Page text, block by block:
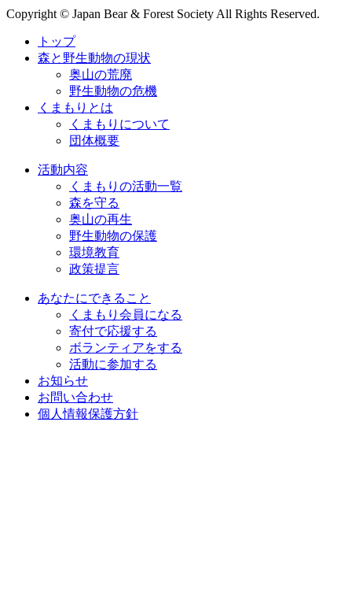
Copyright © Japan Bear & Forest Society All Rights Reserved.
トップ
森と野生動物の現状
奥山の荒廃
野生動物の危機
くまもりとは
くまもりについて
団体概要
活動内容
くまもりの活動一覧
森を守る
奥山の再生
野生動物の保護
環境教育
政策提言
あなたにできること
くまもり会員になる
寄付で応援する
ボランティアをする
活動に参加する
お知らせ
お問い合わせ
個人情報保護方針